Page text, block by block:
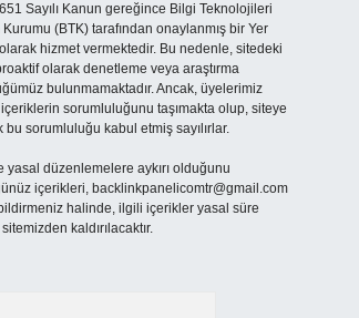
Sayılı Kanun gereğince Bilgi Teknolojileri
(BTK) tarafından onaylanmış bir Yer
olarak hizmet vermektedir. Bu nedenle, sitedeki
olarak denetleme veya araştırma
bulunmamaktadır. Ancak, üyelerimiz
içeriklerin sorumluluğunu taşımakta olup, siteye
bu sorumluluğu kabul etmiş sayılırlar.
yasal düzenlemelere aykırı olduğunu
içerikleri, backlinkpanelicomtr@gmail.com
halinde, ilgili içerikler yasal süre
kaldırılacaktır.